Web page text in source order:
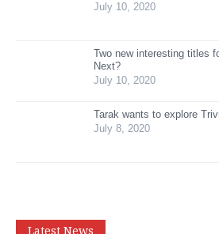
July 10, 2020
Two new interesting titles
Next?
July 10, 2020
Tarak wants to explore
July 8, 2020
Latest News